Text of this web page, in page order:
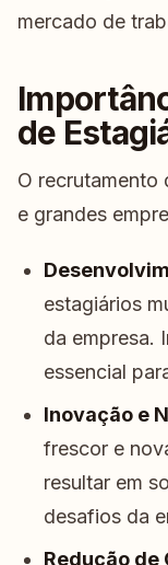
mercado de
de
O recrutamento
e grandes
estagiários
da empresa.
essencial
Inovação e
frescor e
resultar em
desafios da
Redução de